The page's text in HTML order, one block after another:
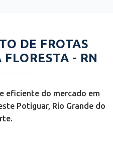
DE FROTAS
- RN
eficiente do mercado em
Potiguar, Rio Grande do